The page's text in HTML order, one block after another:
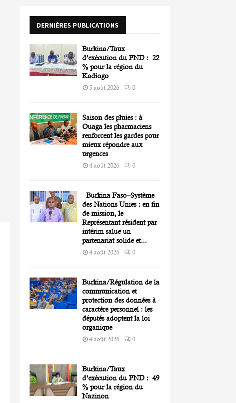
r
H
DERNIÈRES PUBLICATIONS
Burkina/Taux
d’exécution du PND : 22
% pour la région du
Kadiogo
5 août 2026 0
Saison des pluies : à
Ouaga les pharmaciens
renforcent les gardes pour
mieux répondre aux
urgences
4 août 2026 0
Burkina Faso–Système
des Nations Unies : en fin
de mission, le
Représentant résident par
intérim salue un
partenariat solide et...
4 août 2026 0
Burkina/Régulation de la
communication et
protection des données à
caractère personnel : les
députés adoptent la loi
organique
4 août 2026 0
Burkina/Taux
d’exécution du PND : 49
% pour la région du
Nazinon